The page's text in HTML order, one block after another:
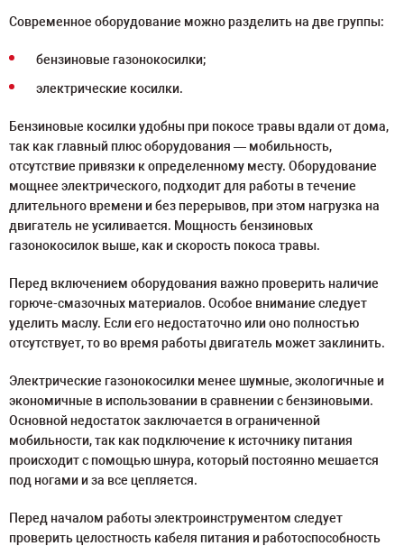
Современное оборудование можно разделить на две группы:
бензиновые газонокосилки;
электрические косилки.
Бензиновые косилки удобны при покосе травы вдали от дома,
так как главный плюс оборудования — мобильность,
отсутствие привязки к определенному месту. Оборудование
мощнее электрического, подходит для работы в течение
длительного времени и без перерывов, при этом нагрузка на
двигатель не усиливается. Мощность бензиновых
газонокосилок выше, как и скорость покоса травы.
Перед включением оборудования важно проверить наличие
горюче-смазочных материалов. Особое внимание следует
уделить маслу. Если его недостаточно или оно полностью
отсутствует, то во время работы двигатель может заклинить.
Электрические газонокосилки менее шумные, экологичные и
экономичные в использовании в сравнении с бензиновыми.
Основной недостаток заключается в ограниченной
мобильности, так как подключение к источнику питания
происходит с помощью шнура, который постоянно мешается
под ногами и за все цепляется.
Перед началом работы электроинструментом следует
проверить целостность кабеля питания и работоспособность